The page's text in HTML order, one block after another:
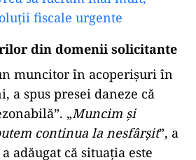
trebui să crească
Frederiksen.
susținecă
maipoate spune „că trebuie
maimult”.